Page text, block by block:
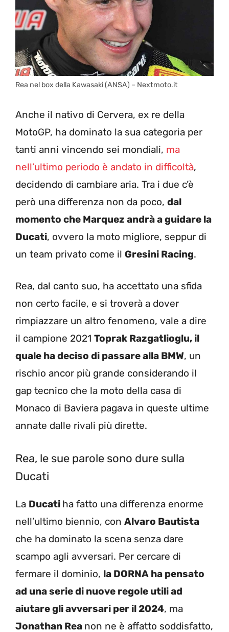
Rea nel box della Kawasaki (ANSA) – Nextmoto.it
Anche il nativo di Cervera, ex re della
MotoGP, ha dominato la sua categoria per
tanti anni vincendo sei mondiali, ma
nell’ultimo periodo è andato in difficoltà,
decidendo di cambiare aria. Tra i due c’è
però una differenza non da poco, dal
momento che Marquez andrà a guidare la
Ducati, ovvero la moto migliore, seppur di
un team privato come il Gresini Racing.
Rea, dal canto suo, ha accettato una sfida
non certo facile, e si troverà a dover
rimpiazzare un altro fenomeno, vale a dire
il campione 2021 Toprak Razgatlioglu, il
quale ha deciso di passare alla BMW, un
rischio ancor più grande considerando il
gap tecnico che la moto della casa di
Monaco di Baviera pagava in queste ultime
annate dalle rivali più dirette.
Rea, le sue parole sono dure sulla
Ducati
La Ducati ha fatto una differenza enorme
nell’ultimo biennio, con Alvaro Bautista
che ha dominato la scena senza dare
scampo agli avversari. Per cercare di
fermare il dominio, la DORNA ha pensato
ad una serie di nuove regole utili ad
aiutare gli avversari per il 2024, ma
Jonathan Rea non ne è affatto soddisfatto,